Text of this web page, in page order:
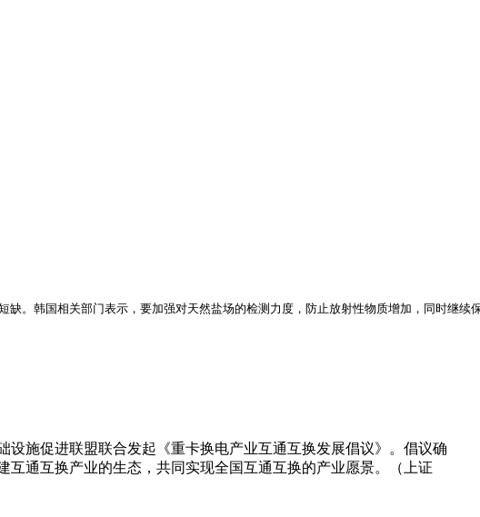
。韩国相关部门表示，要加强对天然盐场的检测力度，防止放射性物质增加，同时继续
施促进联盟联合发起《重卡换电产业互通互换发展倡议》。倡议确
通互换产业的生态，共同实现全国互通互换的产业愿景。（上证